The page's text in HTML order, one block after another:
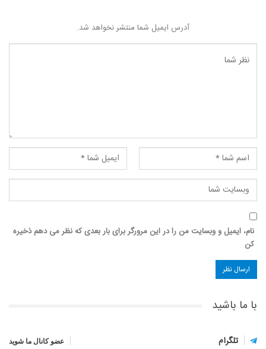
آدرس ایمیل شما منتشر نخواهد شد.
نام، ایمیل و وبسایت من را در این مرورگر برای بار بعدی که نظر می دهم ذخیره
کن
با ما باشید
تلگرام عضو کانال ما شوید